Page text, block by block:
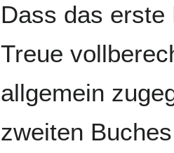
Dass das
Treue
allgemein
zweiten